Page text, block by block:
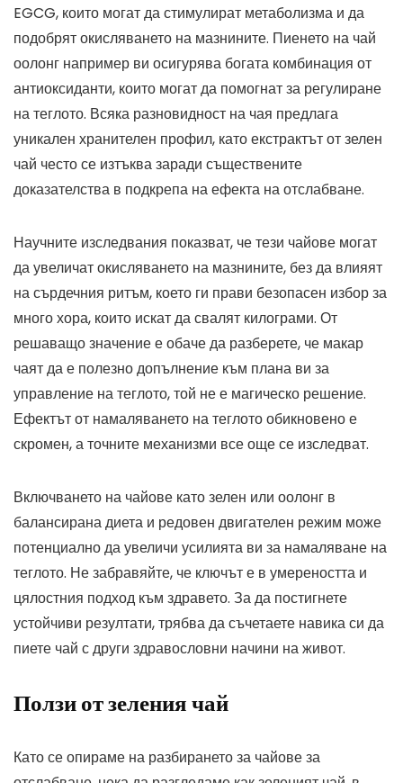
EGCG, които могат да стимулират метаболизма и да
подобрят окисляването на мазнините. Пиенето на чай
оолонг например ви осигурява богата комбинация от
антиоксиданти, които могат да помогнат за регулиране
на теглото. Всяка разновидност на чая предлага
уникален хранителен профил, като екстрактът от зелен
чай често се изтъква заради съществените
доказателства в подкрепа на ефекта на отслабване.
Научните изследвания показват, че тези чайове могат
да увеличат окисляването на мазнините, без да влияят
на сърдечния ритъм, което ги прави безопасен избор за
много хора, които искат да свалят килограми. От
решаващо значение е обаче да разберете, че макар
чаят да е полезно допълнение към плана ви за
управление на теглото, той не е магическо решение.
Ефектът от намаляването на теглото обикновено е
скромен, а точните механизми все още се изследват.
Включването на чайове като зелен или оолонг в
балансирана диета и редовен двигателен режим може
потенциално да увеличи усилията ви за намаляване на
теглото. Не забравяйте, че ключът е в умереността и
цялостния подход към здравето. За да постигнете
устойчиви резултати, трябва да съчетаете навика си да
пиете чай с други здравословни начини на живот.
Ползи от зеления чай
Като се опираме на разбирането за чайове за